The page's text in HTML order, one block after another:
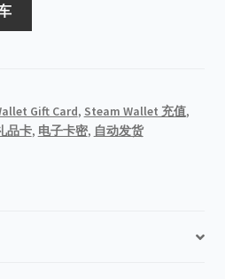
Gift Card, Steam Wallet 充值,
品卡, 电子卡密, 自动发货